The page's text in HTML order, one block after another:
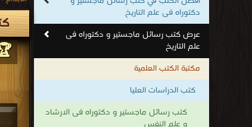
دكتوراه فى علم التاريخ
عرض كتب رسائل ماجستير و دكتوراه فى
علم التاريخ
مكتبة الكتب العلمية
كتب الدراسات العليا
كتب رسائل ماجستير و دكتوراه فى الارشاد